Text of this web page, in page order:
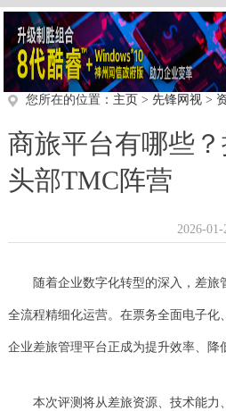
您所在的位置： 主页 > 先锋网视>
商旅平台有哪些
头部TMC阵营
2026-
随着企业数字化转型的深入，差旅
全流程精细化运营。在票务全面电子化
企业差旅管理平台正成为提升效率、降
本次评测将从差旅资源、技术能